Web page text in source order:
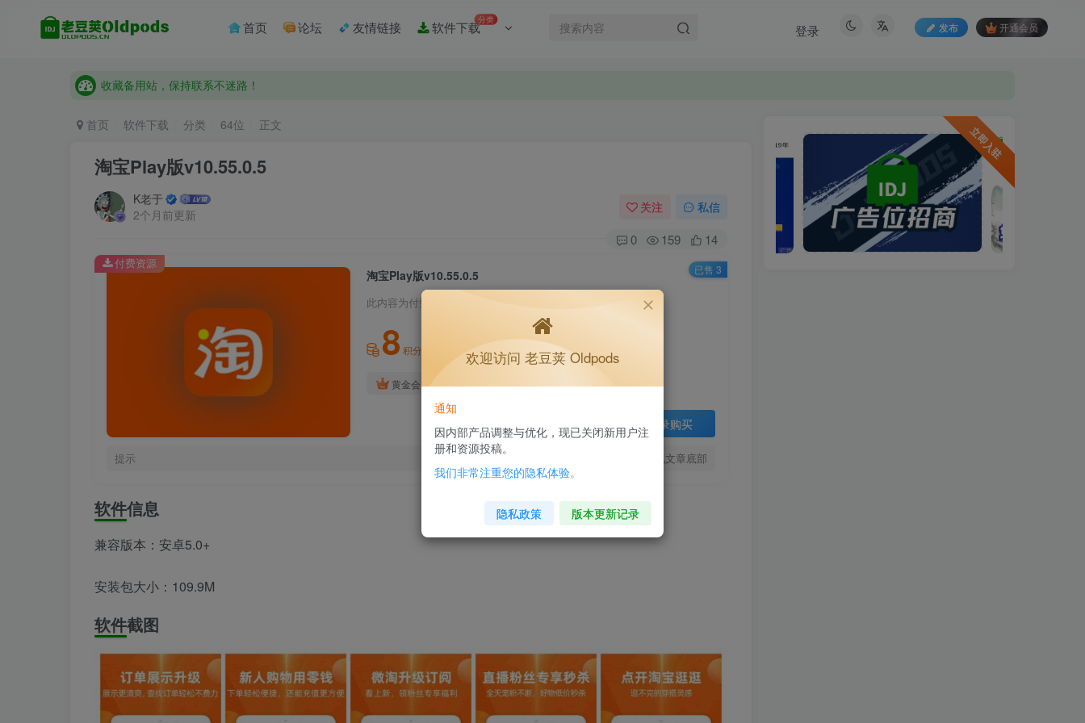
首页 论坛 友情链接 软件下载分类
发布 开通会员
登录
老豆荚 Oldpods版本：v10.3.0 泡芙
老豆荚 Oldpods版本：v10.3.0 泡芙
首页 软件下载 分类 64位 正文
淘宝Play版v10.55.0.5
K老于
2个月前更新
关注 私信
0 159 14
淘宝Play版v10.55.0.5
此内容为付费资源，请付费后查看
8 积分
黄金会员 4 钻石会员免费
登录购买
提示 此为高速下载，免费下载请见文章底部
付费资源 已售 3
软件信息
兼容版本：安卓5.0+
安装包大小：109.9M
软件截图
立即入驻
欢迎访问 老豆荚 Oldpods
通知
因内部产品调整与优化，现已关闭新用户注
册和资源投稿。
我们非常注重您的隐私体验。
隐私政策 版本更新记录